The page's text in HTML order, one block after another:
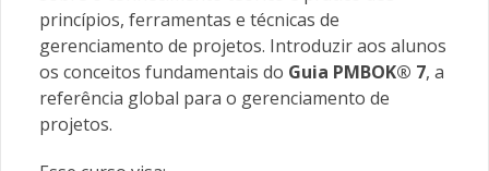
princípios, ferramentas e técnicas de
gerenciamento de projetos. Introduzir aos alunos
os conceitos fundamentais do Guia PMBOK® 7, a
referência global para o gerenciamento de
projetos.